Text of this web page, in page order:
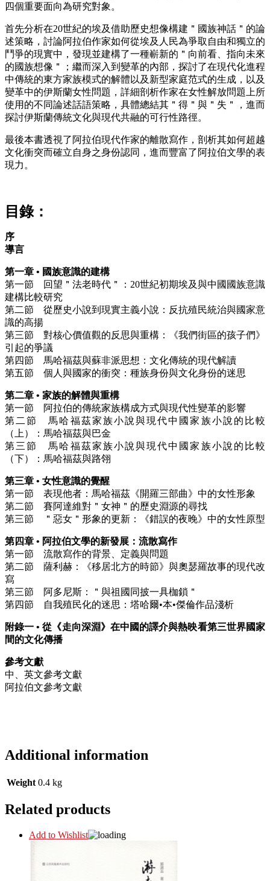
四個重要面向為研究對象。
首先分析在20世紀的埃及借助歷史想像構建＂國族神話＂的論
述策略，討論阿拉伯作家如何從埃及人民為爭取自由和獨立的
鬥爭的現實中，發現並建構了一種嶄新的＂向前看、指向未來
的國族想像＂；繼而深入到變革的內部，探討了在現代化進程
中傳統的東方家族模式的解體以及新型家庭范式的生成，以及
變革中的伊斯蘭女性問題，詳細剖析作家在女性解放問題上所
使用的不同論述話語策略，具體總結其＂得＂與＂失＂，進而
探討伊斯蘭傳統文化與現代共融的可行性路徑。
最後本書透視了阿拉伯現代作家的離散寫作，剖析其如何超越
文化衝突而確立自身之身份認同，進而豐富了阿拉伯文學的表
現力。
目錄：
序
導言
第一章 • 國族意識的建構
第一節 回望＂法老時代＂：20世紀初期埃及與中國國族意識
建構比較研究
第二節 從歷史小說到現實主義小說：反抗殖民統治與國家意
識的高揚
第三節 對核心價值觀的反思與重構：《我們街區的孩子們》
引起的爭議
第四節 馬哈福茲與蘇非派思想：文化傳統的現代解讀
第五節 個人與國家的衝突：種族身份與文化身份的迷思
第二章 • 家族的解體與重構
第一節 阿拉伯的傳統家族構成方式與現代性變革的影響
第二節 馬哈福茲家族小說與現代中國家族小說的比較
（上）：馬哈福茲與巴金
第三節 馬哈福茲家族小說與現代中國家族小說的比較
（下）：馬哈福茲與路翎
第三章 • 女性意識的覺醒
第一節 表現他者：馬哈福茲《開羅三部曲》中的女性形象
第二節 賽阿達維對＂女神＂的歷史淵源的尋找
第三節 ＂惡女＂形象的更新：《錯誤的夜晚》中的女性原型
第四章 • 阿拉伯文學的新發展：流散寫作
第一節 流散寫作的背景、定義與問題
第二節 薩利赫：《移居北方的時節》與奧瑟羅故事的現代改
寫
第三節 阿多尼斯：＂與祖國同披一具枷鎖＂
第四節 自我殖民化的迷思：塔哈爾•本•傑倫作品淺析
附錄一 • 從《走向深淵》在中國的譯介與熱映看第三世界國家
間的文化傳播
參考文獻
中、英文參考文獻
阿拉伯文參考文獻
Additional information
Weight 0.4 kg
Related products
Add to Wishlist